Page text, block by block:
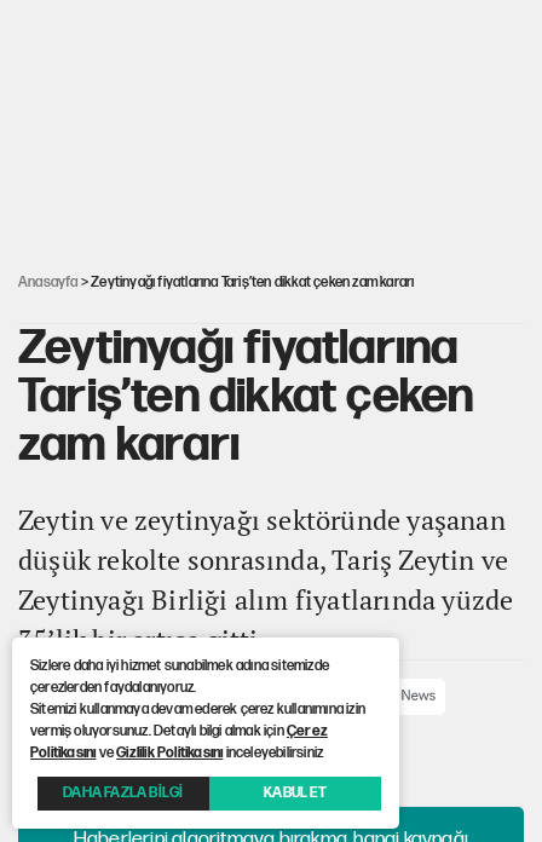
Anasayfa > Zeytinyağı fiyatlarına Tariş’ten dikkat çeken zam kararı
Zeytinyağı fiyatlarına
Tariş’ten dikkat çeken
zam kararı
Zeytin ve zeytinyağı sektöründe yaşanan
düşük rekolte sonrasında, Tariş Zeytin ve
Zeytinyağı Birliği alım fiyatlarında yüzde
35’lik bir artışa gitti.
Yayınlanma: 18.12.2025 13:38
Güncelleme: 18.12.2025 13:57
Sizlere daha iyi hizmet sunabilmek adına sitemizde
çerezlerden faydalanıyoruz.
Sitemizi kullanmaya devam ederek çerez kullanımına izin
vermiş oluyorsunuz. Detaylı bilgi almak içinÇerez
PolitikasınıveGizlilik Politikasınıinceleyebilirsiniz
DAHA FAZLA BİLGİ KABUL ET